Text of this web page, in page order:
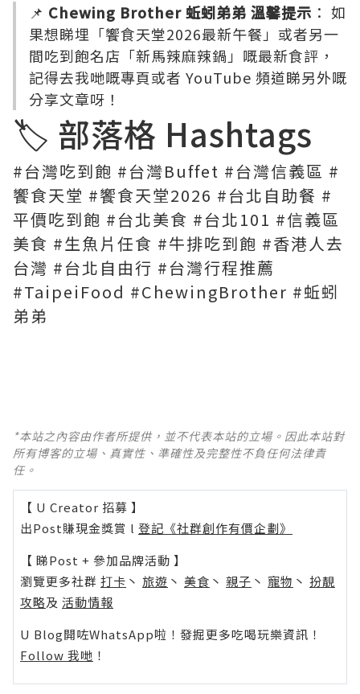
📌 Chewing Brother 蚯蚓弟弟 溫馨提示 ： 如
果想睇埋「饗食天堂2026最新午餐」或者另一
間吃到飽名店「新馬辣麻辣鍋」嘅最新食評，
記得去我哋嘅專頁或者 YouTube 頻道睇另外嘅
分享文章呀！
🏷️ 部落格 Hashtags
#台灣吃到飽 #台灣Buffet #台灣信義區 #
饗食天堂 #饗食天堂2026 #台北自助餐 #
平價吃到飽 #台北美食 #台北101 #信義區
美食 #生魚片任食 #牛排吃到飽 #香港人去
台灣 #台北自由行 #台灣行程推薦
#TaipeiFood #ChewingBrother #蚯蚓
弟弟
*本站之內容由作者所提供，並不代表本站的立場。因此本站對
所有博客的立場、真實性、準確性及完整性不負任何法律責
任。
【 U Creator 招募 】
出Post賺現金獎賞 l 登記《社群創作有價企劃》
【 睇Post + 參加品牌活動 】
瀏覽更多社群 打卡 丶 旅遊 丶 美食 丶 親子 丶 寵物 丶 扮靚
攻略及 活動情報
U Blog開咗WhatsApp啦！發掘更多吃喝玩樂資訊！
Follow 我哋 ！